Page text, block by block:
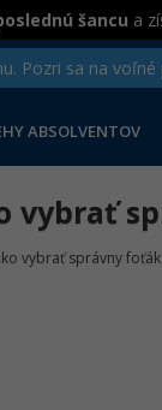
šancu a
Pozri sa na
ABSOLVENTOV
vybrať
vybrať správny